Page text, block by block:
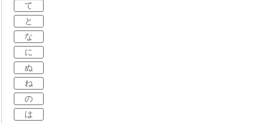
て
と
な
に
ぬ
ね
の
は